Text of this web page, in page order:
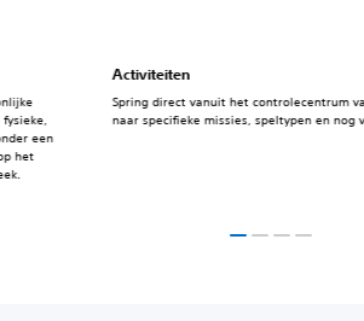
Activiteiten
Spring direct vanuit het controlecentrum
naar specifieke missies, speltypen en nog
een
het